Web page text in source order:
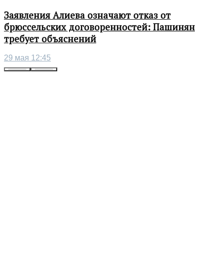
Заявления Алиева означают отказ от
брюссельских договоренностей: Пашинян
требует объяснений
29 мая 12:45